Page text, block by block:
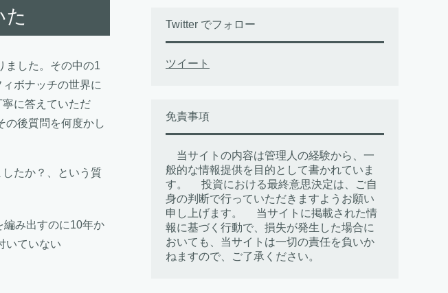
た
ました。その中の1
ボナッチの世界に
に答えていただ
の後質問を何度かし
たか？、という質
編み出すのに10年か
いていない
Twitter でフォロー
ツイート
免責事項
当サイトの内容は管理人の経験から、一
般的な情報提供を目的として書かれていま
す。 投資における最終意思決定は、ご自
身の判断で行っていただきますようお願い
申し上げます。 当サイトに掲載された情
報に基づく行動で、損失が発生した場合に
おいても、当サイトは一切の責任を負いか
ねますので、ご了承ください。